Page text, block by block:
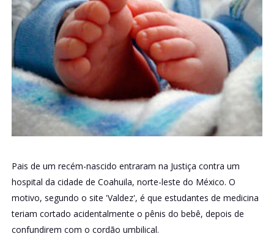
Pais de um recém-nascido entraram na Justiça contra um
hospital da cidade de Coahuila, norte-leste do México. O
motivo, segundo o site 'Valdez', é que estudantes de medicina
teriam cortado acidentalmente o pênis do bebê, depois de
confundirem com o cordão umbilical.